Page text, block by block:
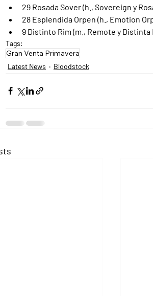
29 Rosada Sover (h., Sovereign y
28 Esplendida Orpen (h., Emotion
9 Distinto Rim (m., Remote y
Tags:
Gran Venta Primavera
Latest News Bloodstock